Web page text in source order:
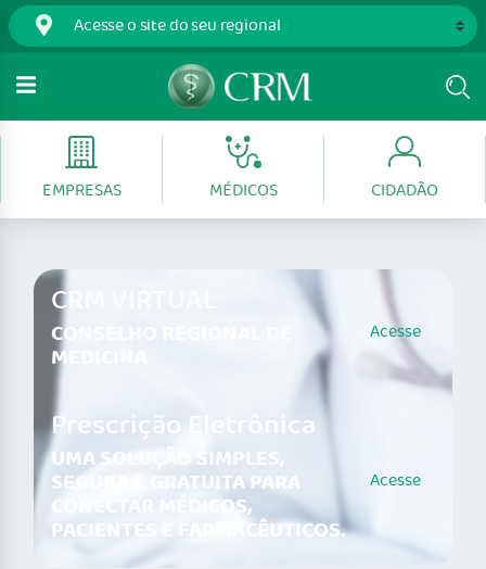
EMPRESAS MÉDICOS CIDADÃO
CRM VIRTUAL
CONSELHO REGIONAL DE
MEDICINA
Acesse
Prescrição Eletrônica
UMA SOLUÇÃO SIMPLES,
SEGURA E GRATUITA PARA
CONECTAR MÉDICOS,
PACIENTES E FARMACÊUTICOS.
Acesse